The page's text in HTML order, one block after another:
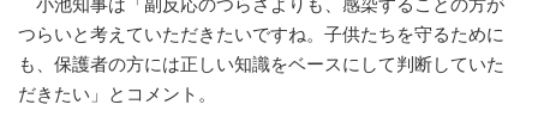
小池知事は「副反応のつらさよりも、感染することの方が
つらいと考えていただきたいですね。子供たちを守るために
も、保護者の方には正しい知識をベースにして判断していた
だきたい」とコメント。